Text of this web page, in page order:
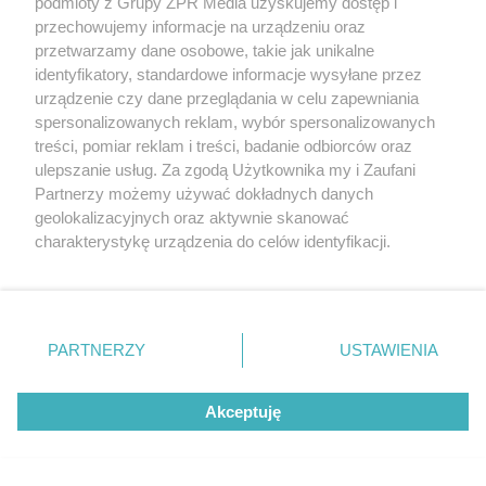
EKSTRAKLASA
Mecz Korona Kielce z Legią
Warszawa. Zobacz kto
uratował remis
przechowujemy informacje na urządzeniu oraz
przetwarzamy dane osobowe, takie jak unikalne
identyfikatory, standardowe informacje wysyłane przez
urządzenie czy dane przeglądania w celu zapewniania
spersonalizowanych reklam, wybór spersonalizowanych
treści, pomiar reklam i treści, badanie odbiorców oraz
ulepszanie usług. Za zgodą Użytkownika my i Zaufani
Partnerzy możemy używać dokładnych danych
geolokalizacyjnych oraz aktywnie skanować
charakterystykę urządzenia do celów identyfikacji.
zmienić/wycofać klikając przycisk ustawień prywatności
znajdujący się w lewym dolnym rogu strony
rodzaje przetwarzania danych nie wymagają zgody
użytkownika, ale masz prawo sprzeciwić się takiemu
przetwarzaniu. Preferencje będą miały zastosowanie tylko
PARTNERZY USTAWIENIA
Akceptuję